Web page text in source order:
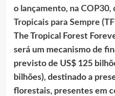
o lançamento, na COP30,
Tropicais para Sempre
The Tropical Forest
será um mecanismo de
previsto de US$ 125
bilhões), destinado a
florestais, presentes em